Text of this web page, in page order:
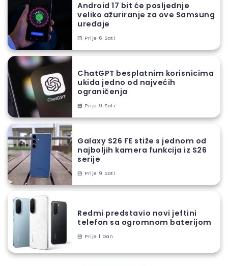
Android 17 bit će posljednje
veliko ažuriranje za ove Samsung
uređaje
Prije 6 Sati
ChatGPT besplatnim korisnicima
ukida jedno od najvećih
ograničenja
Prije 9 Sati
Galaxy S26 FE stiže s jednom od
najboljih kamera funkcija iz S26
serije
Prije 9 Sati
Redmi predstavio novi jeftini
telefon sa ogromnom baterijom
Prije 1 Dan